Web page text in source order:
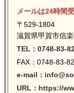
メールは24時間
〒529-1804
滋賀県甲賀市信
TEL：0748-83-
FAX：0748-83-
e-mail：
URL：https://